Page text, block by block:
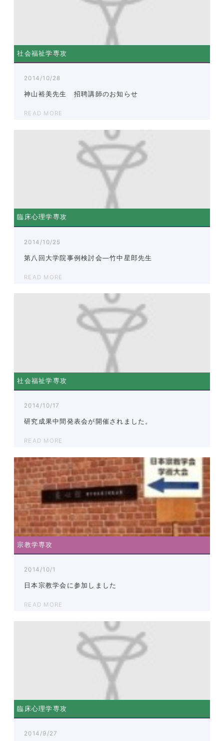
社会福祉学専攻
2014/10/28
神山裕美先生 招聘講師のお知らせ
READ MORE
臨床心理学専攻
2014/10/25
第八回大学院事例検討会―竹中星郎先生
READ MORE
社会福祉学専攻
2014/10/17
研究成果中間発表会が開催されました。
READ MORE
宗教学専攻
2014/10/1
日本宗教学会に参加しました
READ MORE
臨床心理学専攻
2014/9/27